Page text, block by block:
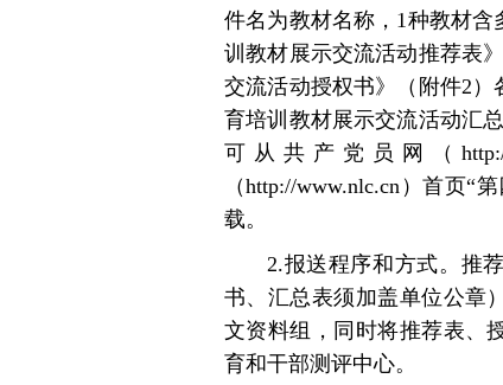
件名为教材名称，1种教材
训教材展示交流活动推荐表
交流活动授权书》（附件2
育培训教材展示交流活动汇
可从共产党员网（
（http://www.nlc.cn）首页“
载。
2.报送程序和方式。推
书、汇总表须加盖单位公章
文资料组，同时将推荐表、
育和干部测评中心。